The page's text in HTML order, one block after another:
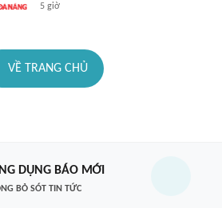
5 giờ
VỀ TRANG CHỦ
DỤNG BÁO MỚI
BỎ SÓT TIN TỨC